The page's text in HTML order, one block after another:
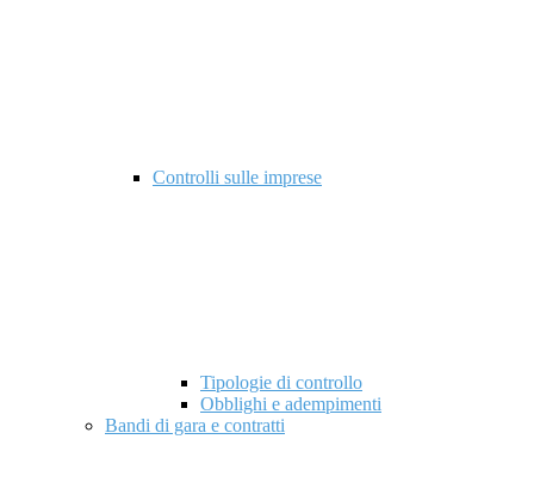
Controlli sulle imprese
Tipologie di controllo
Obblighi e adempimenti
Bandi di gara e contratti